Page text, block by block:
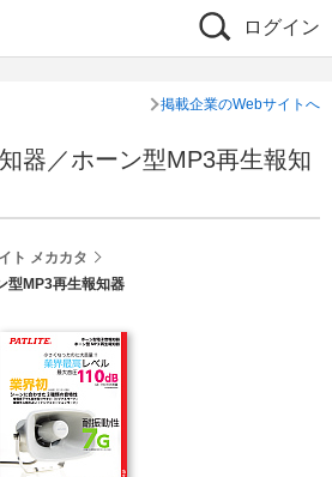
ログイン
掲載企業のWebサイトへ
器／ホーン型MP3再生報知
ト メカカタ
型MP3再生報知器